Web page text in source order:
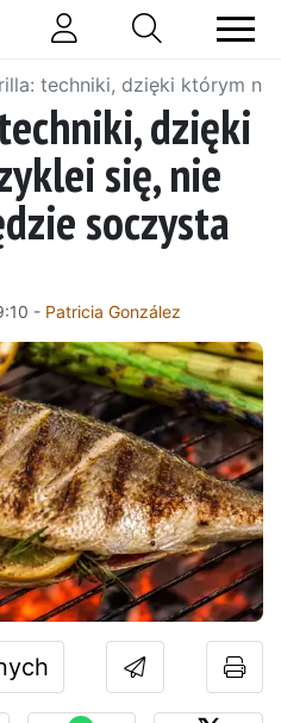
techniki, dzięki którym
dzięki
się, nie
soczysta
- Patricia González